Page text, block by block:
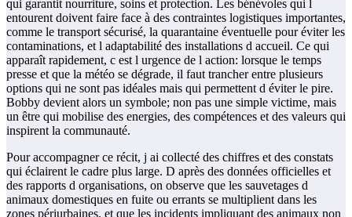
qui garantit nourriture, soins et protection. Les bénévoles qui l
entourent doivent faire face à des contraintes logistiques importantes,
comme le transport sécurisé, la quarantaine éventuelle pour éviter les
contaminations, et l adaptabilité des installations d accueil. Ce qui
apparaît rapidement, c est l urgence de l action: lorsque le temps
presse et que la météo se dégrade, il faut trancher entre plusieurs
options qui ne sont pas idéales mais qui permettent d éviter le pire.
Bobby devient alors un symbole; non pas une simple victime, mais
un être qui mobilise des energies, des compétences et des valeurs qui
inspirent la communauté.
Pour accompagner ce récit, j ai collecté des chiffres et des constats
qui éclairent le cadre plus large. D après des données officielles et
des rapports d organisations, on observe que les sauvetages d
animaux domestiques en fuite ou errants se multiplient dans les
zones périurbaines, et que les incidents impliquant des animaux non